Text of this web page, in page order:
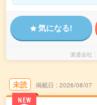
気になる!
派遣会社
未読
NEW
掲載日 2026/08/07